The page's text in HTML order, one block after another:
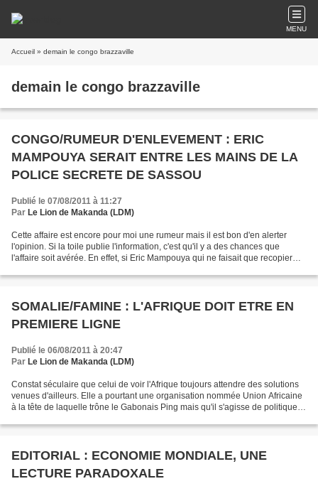
MENU
Accueil » demain le congo brazzaville
demain le congo brazzaville
CONGO/RUMEUR D'ENLEVEMENT : ERIC
MAMPOUYA SERAIT ENTRE LES MAINS DE LA
POLICE SECRETE DE SASSOU
Publié le 07/08/2011 à 11:27
Par Le Lion de Makanda (LDM)
Cette affaire est encore pour moi une rumeur mais il est bon d'en alerter
l'opinion. Si la toile publie l'information, c'est qu'il y a des chances que
l'affaire soit avérée. En effet, si Eric Mampouya qui ne faisait que recopier
SOMALIE/FAMINE : L'AFRIQUE DOIT ETRE EN
PREMIERE LIGNE
Publié le 06/08/2011 à 20:47
Par Le Lion de Makanda (LDM)
Constat séculaire que celui de voir l'Afrique toujours attendre des solutions
venues d'ailleurs. Elle a pourtant une organisation nommée Union Africaine
à la tête de laquelle trône le Gabonais Ping mais qu'il s'agisse de politique,
EDITORIAL : ECONOMIE MONDIALE, UNE
LECTURE PARADOXALE